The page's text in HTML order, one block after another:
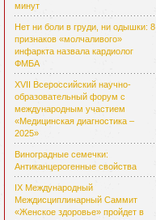
минут
Нет ни боли в груди, ни одышки: 8
признаков «молчаливого»
инфаркта назвала кардиолог
ФМБА
XVII Всероссийский научно-
образовательный форум с
международным участием
«Медицинская диагностика –
2025»
Виноградные семечки:
Антиканцерогенные свойства
IX Международный
Междисциплинарный Саммит
«Женское здоровье» пройдет в